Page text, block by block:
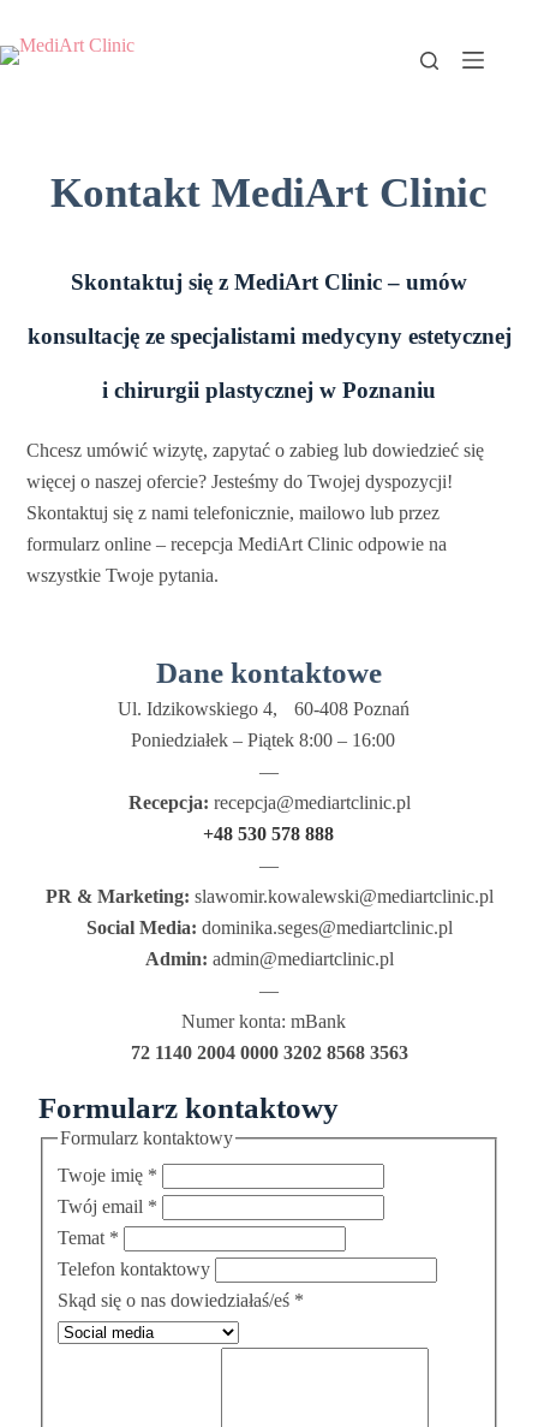
Oferta
Porady
Agnieszka
Krupińska
Certyfikaty
Stomatologia
Metamorfozy
Kontakt MediArt Clinic
Skontaktuj się z MediArt Clinic – umów
konsultację ze specjalistami medycyny estetycznej
i chirurgii plastycznej w Poznaniu
Chcesz umówić wizytę, zapytać o zabieg lub dowiedzieć się
więcej o naszej ofercie? Jesteśmy do Twojej dyspozycji!
Skontaktuj się z nami telefonicznie, mailowo lub przez
formularz online – recepcja MediArt Clinic odpowie na
wszystkie Twoje pytania.
Dane kontaktowe
Ul. Idzikowskiego 4, 60-408 Poznań
Poniedziałek – Piątek 8:00 – 16:00
—
Recepcja: recepcja@mediartclinic.pl
+48 530 578 888
—
PR & Marketing: slawomir.kowalewski@mediartclinic.pl
Social Media: dominika.seges@mediartclinic.pl
Admin: admin@mediartclinic.pl
—
Numer konta: mBank
72 1140 2004 0000 3202 8568 3563
Formularz kontaktowy
Formularz kontaktowy
Twoje imię *
Twój email *
Temat *
Telefon kontaktowy
Skąd się o nas dowiedziałaś/eś *